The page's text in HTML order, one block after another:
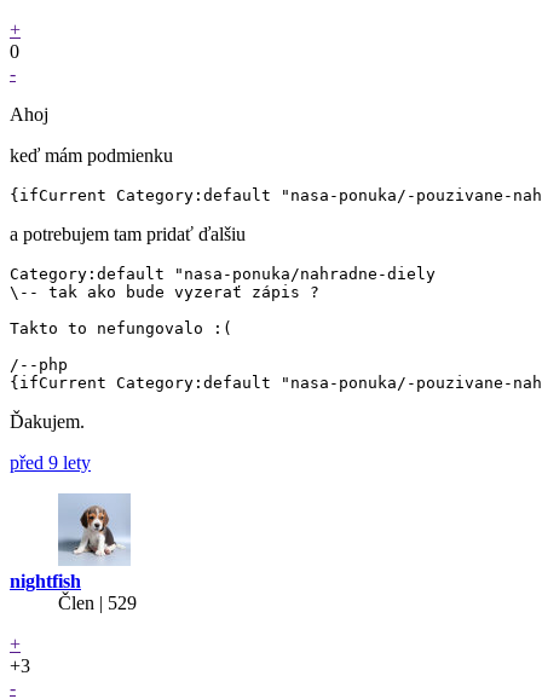
+
0
-
Ahoj
keď mám podmienku
a potrebujem tam pridať ďalšiu
Category:default "nasa-ponuka/nahradne-diely
\-- tak ako bude vyzerať zápis ?
Takto to nefungovalo :(
/--php
Ďakujem.
před 9 lety
nightfish
Člen | 529
+
+3
-